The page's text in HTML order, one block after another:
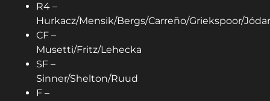
R4 –
Hurkacz/Mensik/Bergs/Carreño/Griekspoor/Jódar
CF –
Musetti/Fritz/Lehecka
SF –
Sinner/Shelton/Ruud
F –